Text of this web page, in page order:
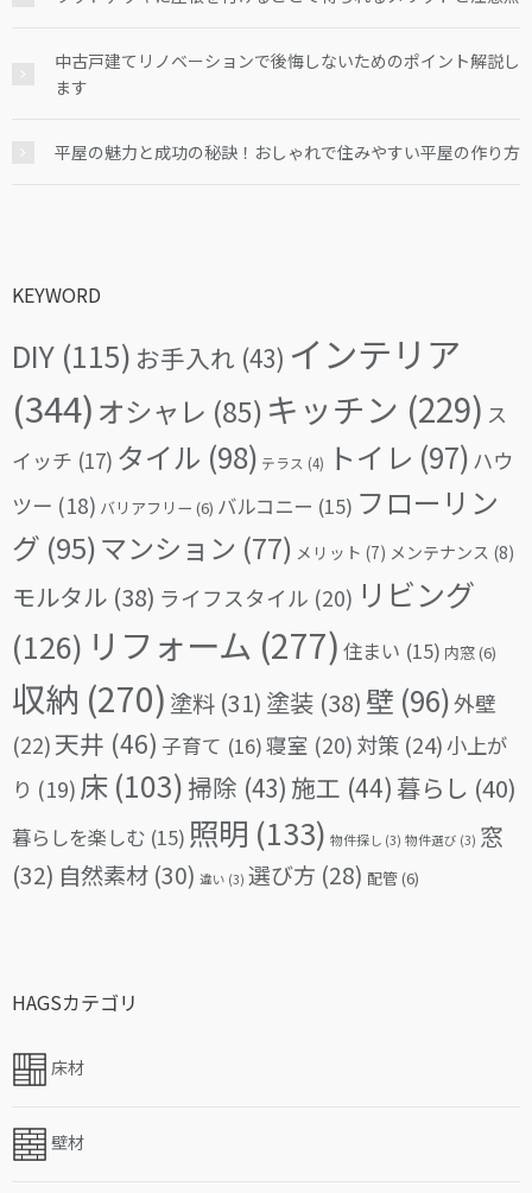
中古戸建てリノベーションで後悔しないためのポイント解説し
ます
平屋の魅力と成功の秘訣！おしゃれで住みやすい平屋の作り方
KEYWORD
DIY (115) お手入れ (43) インテリア
(344) オシャレ (85) キッチン (229) ス
イッチ (17) タイル (98) テラス (4) トイレ (97) ハウ
ツー (18) バリアフリー (6) バルコニー (15) フローリン
グ (95)マンション (77) メリット (7) メンテナンス (8)
モルタル (38) ライフスタイル (20) リビング
(126) リフォーム (277) 住まい (15) 内窓(6)
収納 (270) 塗料 (31) 塗装 (38) 壁 (96)外壁
(22)天井 (46) 子育て (16)寝室 (20) 対策 (24)小上が
り (19) 床 (103)掃除 (43) 施工 (44) 暮らし (40)
暮らしを楽しむ (15) 照明 (133) 物件探し (3) 物件選び (3) 窓
(32) 自然素材 (30) 違い (3) 選び方 (28) 配管(6)
HAGSカテゴリ
床材
壁材